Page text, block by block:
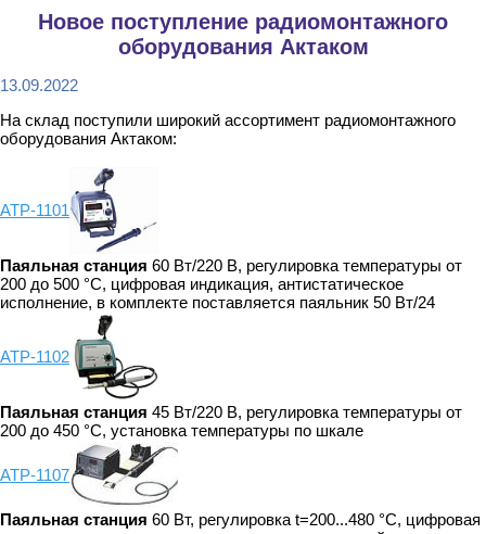
Новое поступление радиомонтажного
оборудования Актаком
13.09.2022
На склад поступили широкий ассортимент радиомонтажного
оборудования Актаком:
АТР-1101
Паяльная станция 60 Вт/220 В, регулировка температуры от
200 до 500 °C, цифровая индикация, антистатическое
исполнение, в комплекте поставляется паяльник 50 Вт/24
АТР-1102
Паяльная станция 45 Вт/220 В, регулировка температуры от
200 до 450 °С, установка температуры по шкале
АТР-1107
Паяльная станция 60 Вт, регулировка t=200...480 °C, цифровая